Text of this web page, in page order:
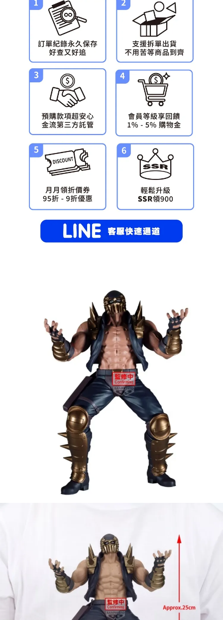
每筆NT$160，滿NT$3,000(含以上)免運費
東海門市自取，需自備購物袋取貨唷。